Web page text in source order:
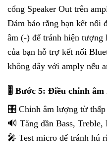
cổng Speaker Out trên
Đảm bảo rằng bạn kết nối
âm (-) để tránh hiện tượng
của bạn hỗ trợ kết nối
không dây với amply nếu
🎚️ Bước 5: Điều chỉnh
🎛️ Chỉnh âm lượng từ thấp
🔊 Tăng dần Bass, Treble,
🎤 Test micro để tránh hú